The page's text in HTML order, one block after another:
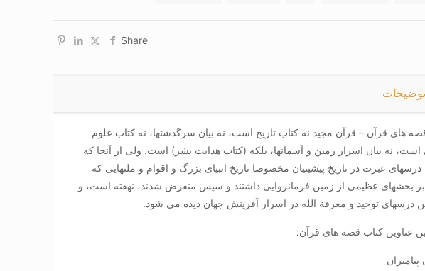
Share
توضیحات
های قرآن – قرآن مجید نه کتاب تاریخ است، نه بیان سرگذشتها، نه کتاب علوم
است، نه بیان اسرار زمین و آسمانها، بلکه (کتاب هدایت بشر) است. ولی از آنجا که
درسهای عبرت در تاریخ پیشینیان مخصوصا تاریخ انبیای بزرگ و اقوام و ملتهایی که
بخشهای عظیمی از زمین فرمانروایی داشتند و سپس منقرض شدند، نهفته است، و
درسهای توحید و معرفة الله در اسرار آفرینش جهان دیده می شود.
عناوین کتاب قصه های قرآن:
پیامبران